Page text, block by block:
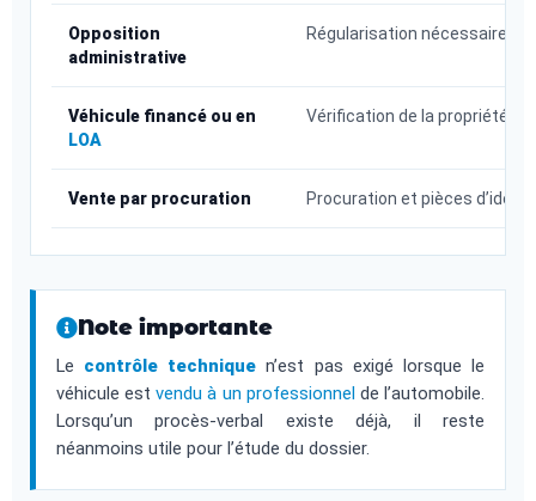
Opposition
administrative
Régularisation nécessaire
Véhicule financé ou en
LOA
Vérification de la propriété et
Vente par procuration Procuration et pièces
Note importante
Le contrôle technique n’est pas exigé lorsque le
véhicule estvendu à un professionnel de l’automobile.
Lorsqu’un procès-verbal existe déjà, il reste
néanmoins utile pour l’étude du dossier.